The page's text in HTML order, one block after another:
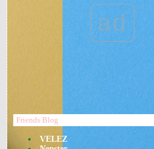
ชลินที่"พัทยา")
EAT อาหารพม่า ที่ร้านKalyana
อุไร ห่านพะโล้: กินกลางวัน อิ่ม
จะเปลี่ยนไป: ร้านข้าวมันไก่ไห
หน่ำหนั่ง
อาหาร"ไทใหญ่" ก็อร่อยเหมือน
ad
Friends Blog
VELEZ